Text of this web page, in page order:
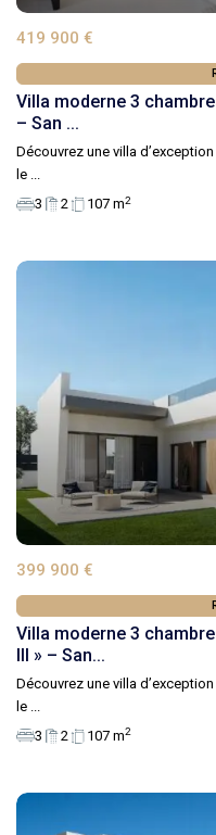
419 900 €
Villa moderne 3
– San ...
Découvrez une villa
le ...
3
2 107 m2
399 900 €
Villa moderne 3
III » – San...
Découvrez une villa
le
3
2 107 m2